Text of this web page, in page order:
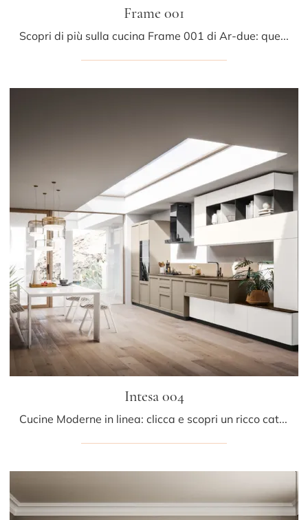
Frame 001
Scopri di più sulla cucina Frame 001 di Ar-due: questa soluzione in legno sarà la scelta ideale per te!
Intesa 004
Cucine Moderne in linea: clicca e scopri un ricco catalogo di soluzioni della firma Ar-due, tra cui il modello Intesa 004.